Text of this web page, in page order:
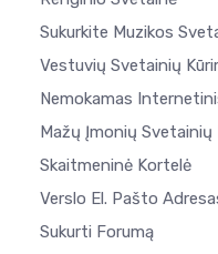
Sukurkite Muzikos
Vestuvių Svetainių
Nemokamas
Mažų Įmonių Svetainių
Skaitmeninė Kortelė
Verslo El. Pašto
Sukurti Forumą